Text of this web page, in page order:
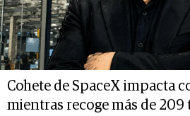
Cohete de SpaceX impacta
mientras recoge más de 209